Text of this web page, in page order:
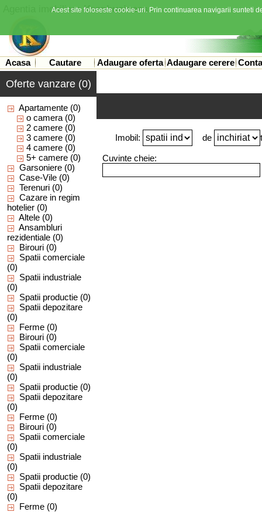
Agentia imobiliara Kronbusiness
Acasa Cautare Adaugare oferta Adaugare cerere
Oferte vanzare (0)
Apartamente (0)
o camera (0)
2 camere (0)
3 camere (0)
4 camere (0)
5+ camere (0)
Garsoniere (0)
Case-Vile (0)
Terenuri (0)
Cazare in regim
hotelier (0)
Altele (0)
Ansambluri
rezidentiale (0)
Birouri (0)
Spatii comerciale
(0)
Spatii industriale
(0)
Spatii productie (0)
Spatii depozitare
(0)
Ferme (0)
Birouri (0)
Spatii comerciale
(0)
Spatii industriale
(0)
Spatii productie (0)
Spatii depozitare
(0)
Ferme (0)
Birouri (0)
Spatii comerciale
(0)
Spatii industriale
(0)
Spatii productie (0)
Spatii depozitare
(0)
Ferme (0)
Imobil: de
Cuvinte cheie:
Acest site foloseste cookie-uri. Prin continuarea navigarii sunteti